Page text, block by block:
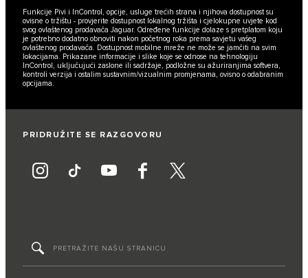
Funkcije Pivi i InControl, opcije, usluge trećih strana i njihova dostupnost su
ovisne o tržištu - provjerite dostupnost lokalnog tržišta i cjelokupne uvjete kod
svog ovlaštenog prodavača Jaguar. Određene funkcije dolaze s pretplatom koju
je potrebno dodatno obnoviti nakon početnog roka prema savjetu vašeg
ovlaštenog prodavača. Dostupnost mobilne mreže ne može se jamčiti na svim
lokacijama. Prikazane informacije i slike koje se odnose na tehnologiju
InControl, uključujući zaslone ili sadržaje, podložne su ažuriranjima softvera,
kontroli verzija i ostalim sustavnim/vizualnim promjenama, ovisno o odabranim
opcijama.
PRIDRUŽITE SE RAZGOVORU